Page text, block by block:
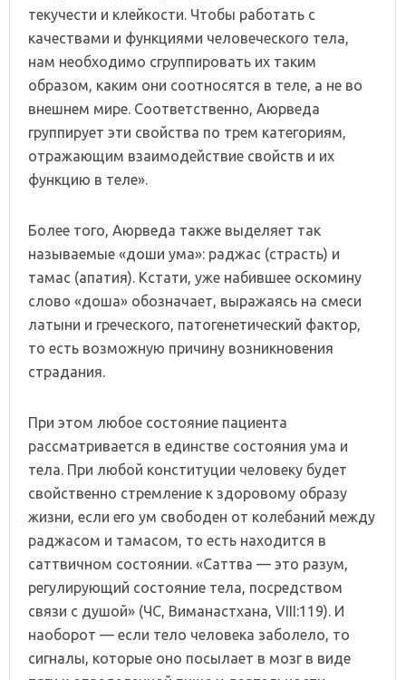
текучести и клейкости. Чтобы работать с
качествами и функциями человеческого тела,
нам необходимо сгруппировать их таким
образом, каким они соотносятся в теле, а не во
внешнем мире. Соответственно, Аюрведа
группирует эти свойства по трем категориям,
отражающим взаимодействие свойств и их
функцию в теле».
Более того, Аюрведа также выделяет так
называемые «доши ума»: раджас (страсть) и
тамас (апатия). Кстати, уже набившее оскомину
слово «доша» обозначает, выражаясь на смеси
латыни и греческого, патогенетический фактор,
то есть возможную причину возникновения
страдания.
При этом любое состояние пациента
рассматривается в единстве состояния ума и
тела. При любой конституции человеку будет
свойственно стремление к здоровому образу
жизни, если его ум свободен от колебаний между
раджасом и тамасом, то есть находится в
саттвичном состоянии. «Саттва — это разум,
регулирующий состояние тела, посредством
связи с душой» (ЧС, Виманастхана, VIII:119). И
наоборот — если тело человека заболело, то
сигналы, которые оно посылает в мозг в виде